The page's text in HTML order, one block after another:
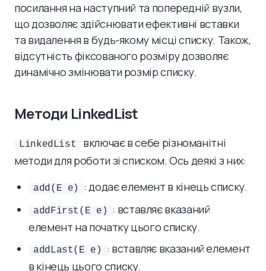
посилання на наступний та попередній вузли,
що дозволяє здійснювати ефективні вставки
та видалення в будь-якому місці списку. Також,
відсутність фіксованого розміру дозволяє
динамічно змінювати розмір списку.
Методи LinkedList
LinkedList
включає в себе різноманітні
методи для роботи зі списком. Ось деякі з них:
add(E e) : додає елемент в кінець списку.
addFirst(E e)
: вставляє вказаний
елемент на початку цього списку.
addLast(E e)
: вставляє вказаний елемент
в кінець цього списку.